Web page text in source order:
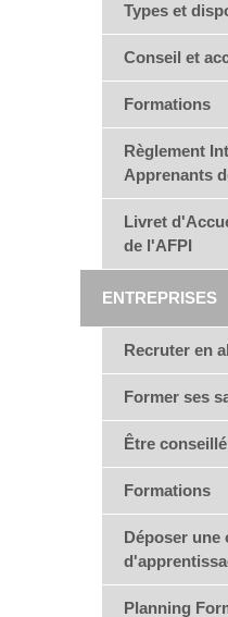
Types et
Conseil et
Formations
Règlement
Apprenants
Livret
de l'AFPI
ENTREPRISES
Recruter en
Former ses
Être conseillé
Formations
Déposer une
Planning